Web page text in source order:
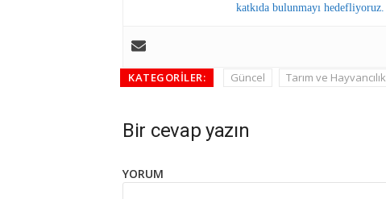
katkıda bulunmayı hedefliyoruz.
KATEGORILER: Güncel Tarım ve Hayvancılık
Bir cevap yazın
YORUM